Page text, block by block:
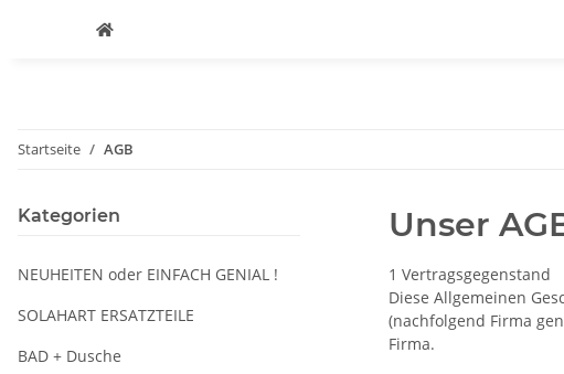
Startseite AGB
Unser
1 Vertragsgegenstand
Diese Allgemeinen
(nachfolgend Firma
Firma.
Kategorien
NEUHEITEN oder EINFACH GENIAL !
SOLAHART ERSATZTEILE
BAD + Dusche